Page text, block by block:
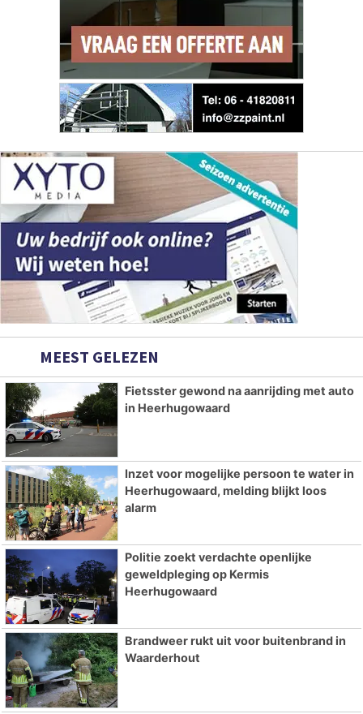
MEEST GELEZEN
Fietsster gewond na aanrijding met auto
in Heerhugowaard
Inzet voor mogelijke persoon te water in
Heerhugowaard, melding blijkt loos
alarm
Politie zoekt verdachte openlijke
geweldpleging op Kermis
Heerhugowaard
Brandweer rukt uit voor buitenbrand in
Waarderhout